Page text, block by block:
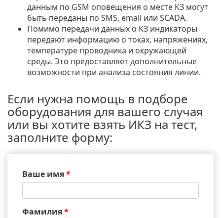
данным по GSM оповещения о месте КЗ могут
быть переданы по SMS, email или SCADA.
Помимо передачи данных о КЗ индикаторы
передают информацию о токах, напряжениях,
температуре проводника и окружающей
среды. Это предоставляет дополнительные
возможности при анализа состояния линии.
Если нужна помощь в подборе
оборудования для вашего случая
или вы хотите взять ИКЗ на тест,
заполните форму:
Ваше имя*
Фамилия*